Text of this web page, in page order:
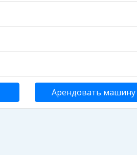
Арендовать машину